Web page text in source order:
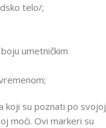
telo/;
umetničkim
koji su poznati po svojoj
moći. Ovi markeri su